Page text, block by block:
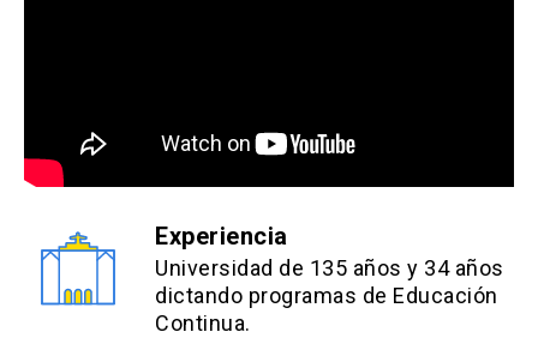
Experiencia
Universidad de 135 años y 34 años
dictando programas de Educación
Continua.